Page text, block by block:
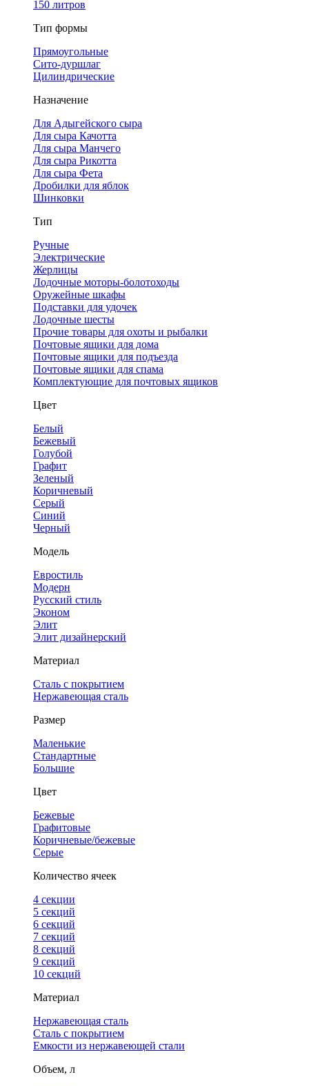
150 литров
Тип формы
Прямоугольные
Сито-дуршлаг
Цилиндрические
Назначение
Для Адыгейского сыра
Для сыра Качотта
Для сыра Манчего
Для сыра Рикотта
Для сыра Фета
Дробилки для яблок
Шинковки
Тип
Ручные
Электрические
Жерлицы
Лодочные моторы-болотоходы
Оружейные шкафы
Подставки для удочек
Лодочные шесты
Прочие товары для охоты и рыбалки
Почтовые ящики для дома
Почтовые ящики для подъезда
Почтовые ящики для спама
Комплектующие для почтовых ящиков
Цвет
Белый
Бежевый
Голубой
Графит
Зеленый
Коричневый
Серый
Синий
Черный
Модель
Евростиль
Модерн
Русский стиль
Эконом
Элит
Элит дизайнерский
Материал
Сталь с покрытием
Нержавеющая сталь
Размер
Маленькие
Стандартные
Большие
Цвет
Бежевые
Графитовые
Коричневые/бежевые
Серые
Количество ячеек
4 cекции
5 секций
6 секций
7 секций
8 секций
9 секций
10 секций
Материал
Нержавеющая сталь
Сталь с покрытием
Емкости из нержавеющей стали
Объем, л